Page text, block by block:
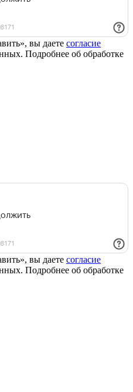
вы даете согласие
Подробнее об обработке
вы даете согласие
Подробнее об обработке